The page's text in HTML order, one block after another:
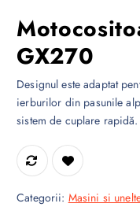
GX270
Designul este adaptat
ierburilor din pasunile
sistem de cuplare rapidă.
Categorii: Masini si